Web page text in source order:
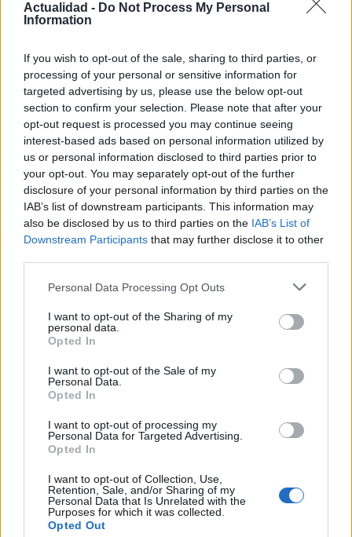
Actualidad - Do Not Process My Personal
Information
If you wish to opt-out of the sale, sharing to third parties, or
processing of your personal or sensitive information for
targeted advertising by us, please use the below opt-out
section to confirm your selection. Please note that after your
opt-out request is processed you may continue seeing
interest-based ads based on personal information utilized by
us or personal information disclosed to third parties prior to
your opt-out. You may separately opt-out of the further
disclosure of your personal information by third parties on the
IAB’s list of downstream participants. This information may
also be disclosed by us to third parties on the IAB’s List of
Downstream Participants that may further disclose it to other
Please note that this website/app uses one or more Google
not limited to your visit or usage behaviour. You may click to
grant or deny consent to Google and its third-party tags to
use your data for below specified purposes in below Google
consent section.
Personal Data Processing Opt Outs
I want to opt-out of the Sharing of my
personal data.
Opted In
I want to opt-out of the Sale of my
Personal Data.
Opted In
I want to opt-out of processing my
Personal Data for Targeted Advertising.
Opted In
I want to opt-out of Collection, Use,
Retention, Sale, and/or Sharing of my
Personal Data that Is Unrelated with the
Purposes for which it was collected.
Opted Out
Con el objetivo de determinar cuáles son…
AUTOMOVIL
Heycar
¿Estás pensando en renovar tu coche? Apostar por…
AUTOMOVIL